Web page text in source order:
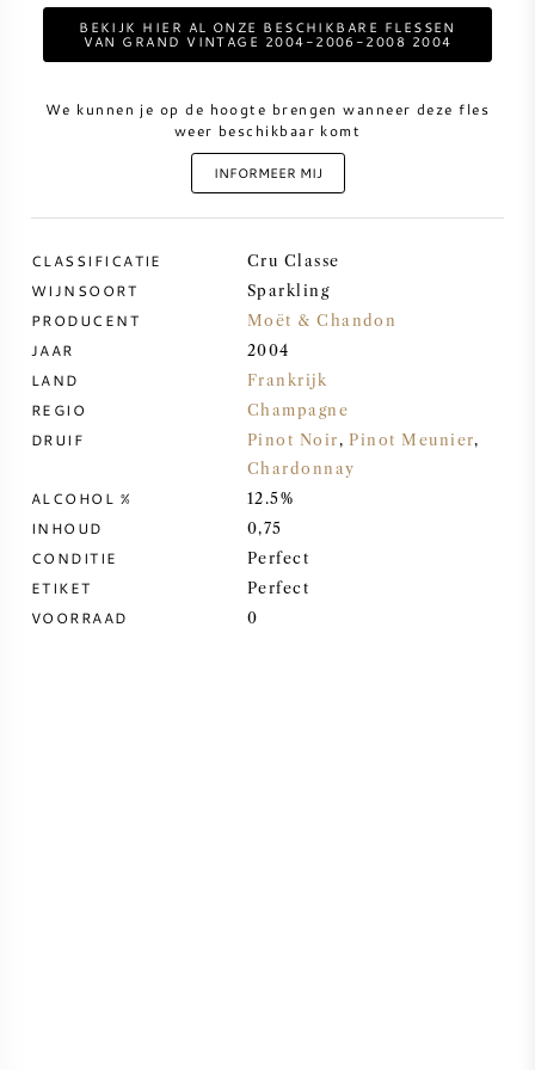
ZOETE WIJN
PORT
CABERNET SAUVIGNON
PINOT NOIR
CHARDONNAY
MERLOT
BEKIJK HIER AL ONZE BESCHIKBARE FLESSEN
VAN GRAND VINTAGE 2004-2006-2008 2004
We kunnen je op de hoogte brengen wanneer deze fles
weer beschikbaar komt
INFORMEER MIJ
CLASSIFICATIE Cru Classe
WIJNSOORT Sparkling
PRODUCENT Moët & Chandon
JAAR 2004
LAND Frankrijk
REGIO Champagne
DRUIF Pinot Noir, Pinot Meunier,
Chardonnay
ALCOHOL % 12.5%
INHOUD 0,75
CONDITIE Perfect
ETIKET Perfect
VOORRAAD 0